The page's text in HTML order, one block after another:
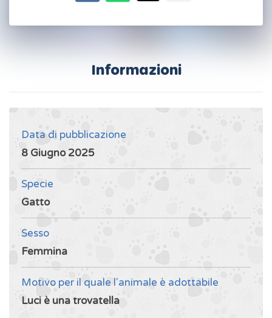
Informazioni
Data di pubblicazione
8 Giugno 2025
Specie
Gatto
Sesso
Femmina
Motivo per il quale l'animale è adottabile
Luci è una trovatella